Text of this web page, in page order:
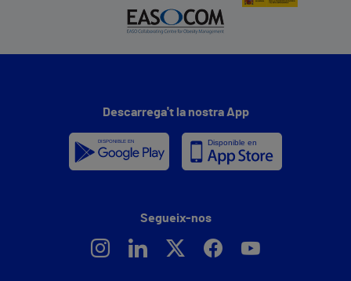
Descarrega't la nostra App
Segueix-nos